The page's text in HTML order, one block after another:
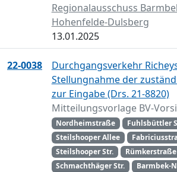
Regionalausschuss
Hohenfelde-Dulsberg
13.01.2025
22-0038
Durchgangsverkehr
Stellungnahme der
zur Eingabe (Drs. 21-8820)
Mitteilungsvorlage BV-
Nordheimstraße
Fuhlsbüttler
Steilshooper Allee
Steilshooper Str.
Rümkerstraße
Schmachthäger Str.
Barmbek-